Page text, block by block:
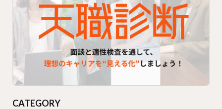
CATEGORY